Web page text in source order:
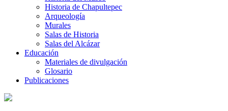
Historia de Chapultepec
Arqueología
Murales
Salas de Historia
Salas del Alcázar
Educación
Materiales de divulgación
Glosario
Publicaciones